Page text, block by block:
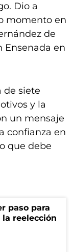
Dio a
momento en
de
Ensenada en
de siete
y la
un mensaje
confianza en
que debe
paso para
reelección